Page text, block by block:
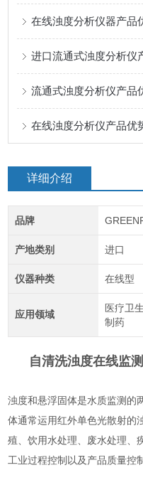
在线浊度分析仪器产品
进口流通式浊度分析仪
流通式浊度分析仪产品
在线浊度分析仪产品优
详细介绍
品牌
产地类别 进口
仪器种类 在线型
应用领域
医疗卫
制药
自清洗浊度在线监
浊度和悬浮固体是水质监测的
体通常运用红外单色光散射的
殖、饮用水处理、废水处理、
工业过程控制以及产品质量控